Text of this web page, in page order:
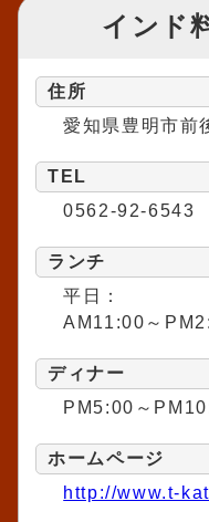
インド
住所
愛知県豊明市前
TEL
0562-92-6543
ランチ
平日：
AM11:00～
ディナー
PM5:00～
ホームページ
http://www.t-